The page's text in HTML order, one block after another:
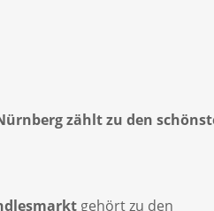
zählt zu den
gehört zu den